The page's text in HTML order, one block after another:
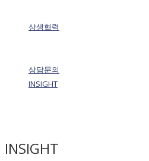
상생협력
상담문의
INSIGHT
INSIGHT